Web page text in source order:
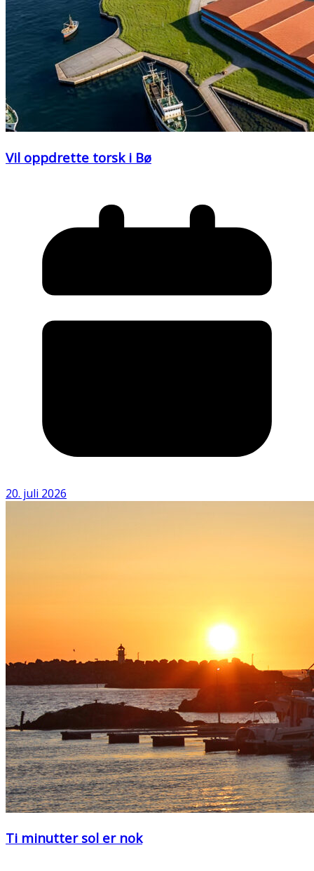
Vil oppdrette torsk i Bø
20. juli 2026
Ti minutter sol er nok